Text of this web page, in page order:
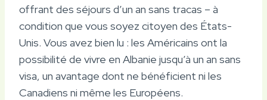
offrant des séjours d’un an sans tracas – à
condition que vous soyez citoyen des États-
Unis. Vous avez bien lu : les Américains ont la
possibilité de vivre en Albanie jusqu’à un an sans
visa, un avantage dont ne bénéficient ni les
Canadiens ni même les Européens.